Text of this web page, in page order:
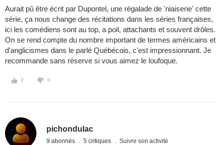
Aurait pû être écrit par Dupontel, une régalade de 'niaiserie' cette
série, ça nous change des récitations dans les séries françaises,
ici les comédiens sont au top, a poil, attachants et souvent drôles.
On se rend compte du nombre important de termes américains et
d'anglicismes dans le parlé Québécois, c'est impressionnant. Je
recommande sans réserve si vous aimez le loufoque.
2 0
pichondulac
9 abonnés 5 critiques Suivre son activité